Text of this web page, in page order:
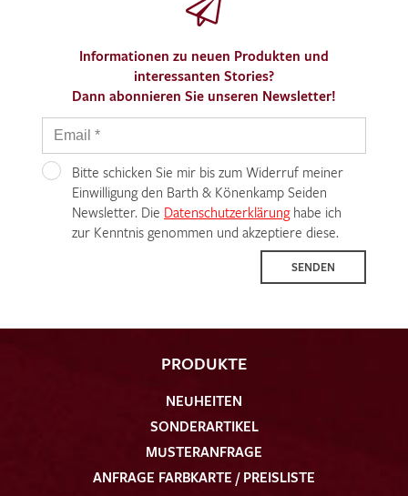
Informationen zu neuen Produkten und
interessanten Stories?
Dann abonnieren Sie unseren Newsletter!
Bitte schicken Sie mir bis zum Widerruf meiner
Einwilligung den Barth & Könenkamp Seiden
Newsletter. Die Datenschutzerklärunghabe ich
zur Kenntnis genommen und akzeptiere diese.
SENDEN
PRODUKTE
NEUHEITEN
SONDERARTIKEL
MUSTERANFRAGE
ANFRAGE FARBKARTE / PREISLISTE